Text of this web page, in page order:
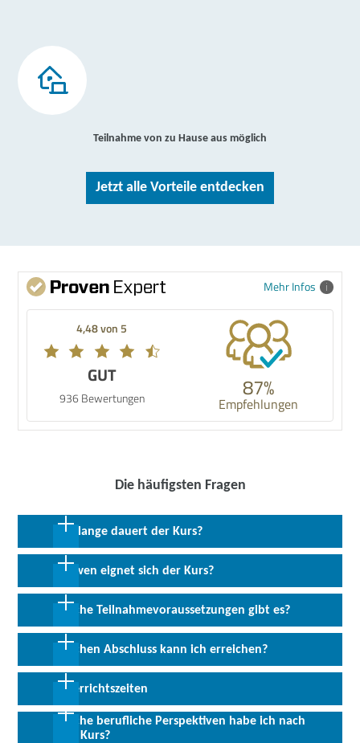
Teilnahme von zu Hause aus möglich
Jetzt alle Vorteile entdecken
Mehr Infos
4,48 von 5
GUT
936 Bewertungen 87%
Empfehlungen
Die häufigsten Fragen
Wie lange dauert der Kurs?
4 Wochen in Vollzeit
Für wen eignet sich der Kurs?
Angesprochen sind Interessenten mit Erfahrung im Marketing,
die sich im Bereich der Künstlichen Intelligenz weiterbilden
möchten.
Welche Teilnahmevoraussetzungen gibt es?
Vorausgesetzt werden Deutschkenntnisse (mindestens Niveau B2)
sowie Erfahrung/Kenntnisse im Bereich Marketing.
Allen Interessierten stehen wir in einem persönlichen Gespräch
zur Abklärung ihrer individuellen Teilnahmevoraussetzungen zur
Verfügung.
Welchen Abschluss kann ich erreichen?
Abschluss:Match4Solutions-Zertifikat & Trägerinternes
Zertifikat bzw. Teilnahmebescheinigung
Unterrichtszeiten
08:00 - 16:20 Uhr
Welche berufliche Perspektiven habe ich nach
dem Kurs?